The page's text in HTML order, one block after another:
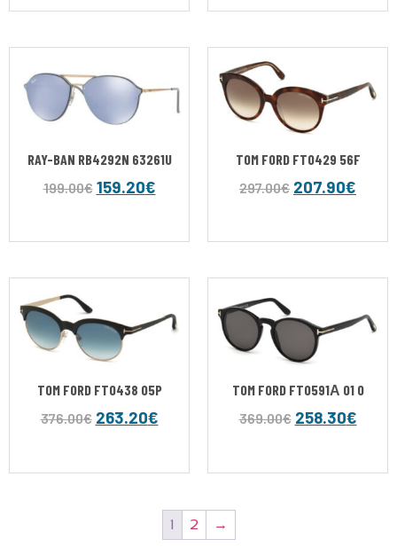
RAY-BAN RB4292N 63261U
199.00€ 159.20€
TOM FORD FT0429 56F
297.00€ 207.90€
TOM FORD FT0438 05P
376.00€ 263.20€
TOM FORD FT0591Α 01 0
369.00€ 258.30€
1 2 →